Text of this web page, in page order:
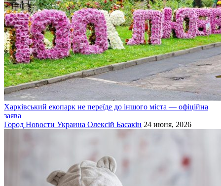
Харківський екопарк не переїде до іншого міста — офіційна
заява
Город Новости Украина Олексій Басакін 24 июня, 2026